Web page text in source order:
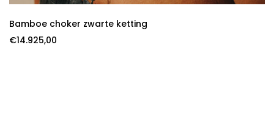
Bamboe choker zwarte ketting
€14.925,00